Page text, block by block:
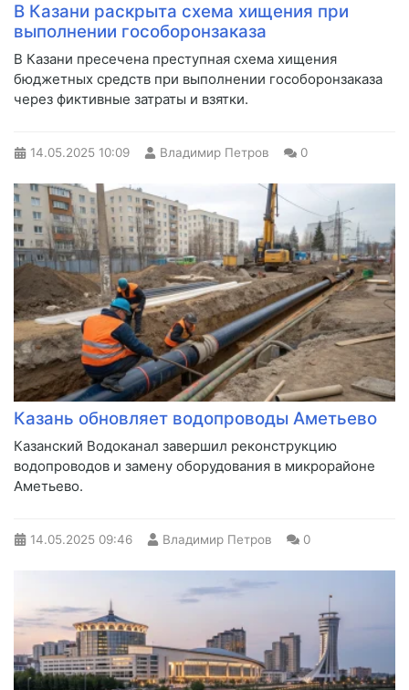
В Казани раскрыта схема хищения при
выполнении гособоронзаказа
В Казани пресечена преступная схема хищения
бюджетных средств при выполнении гособоронзаказа
через фиктивные затраты и взятки.
14.05.2025 10:09 Владимир Петров 0
Казань обновляет водопроводы Аметьево
Казанский Водоканал завершил реконструкцию
водопроводов и замену оборудования в микрорайоне
Аметьево.
14.05.2025 09:46 Владимир Петров 0